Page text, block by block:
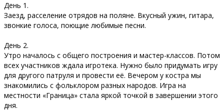
День 1.
Заезд, расселение отрядов на поляне. Вкусный ужин, гитара,
звонкие голоса, поющие любимые песни.
День 2.
Утро началось с общего построения и мастер-классов. Потом
всех участников ждала игротека. Нужно было придумать игру
для другого патруля и провести её. Вечером у костра мы
знакомились с фольклором разных народов. Игра на
местности «Граница» стала яркой точкой в завершении этого
дня.